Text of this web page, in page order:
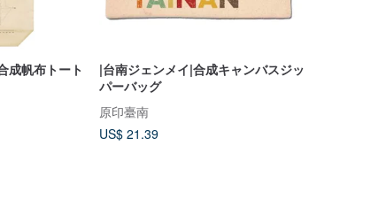
成帆布トート
|台南ジェンメイ|合成キャンバスジッ
パーバッグ
原印臺南
US$ 21.39